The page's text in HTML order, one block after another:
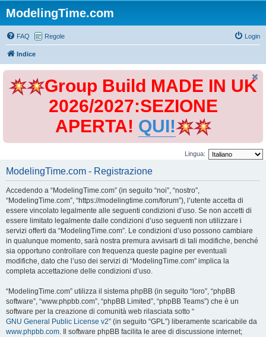
ModelingTime.com
FAQ Regole Login
Indice
Group Build MADE IN UK
2026/2027:SEZIONE
APERTA! QUI!
Lingua:
ModelingTime.com - Registrazione
Accedendo a “ModelingTime.com” (in seguito “noi”, “nostro”,
“ModelingTime.com”, “https://modelingtime.com/forum”), l’utente accetta di
essere vincolato legalmente alle seguenti condizioni d’uso. Se non accetti di
essere limitato legalmente dalle condizioni d’uso seguenti non utilizzare i
servizi offerti da “ModelingTime.com”. Le condizioni d’uso possono cambiare
in qualunque momento, sarà nostra premura avvisarti di tali modifiche, benché
sia opportuno controllare con frequenza queste pagine per eventuali
modifiche, dato che l’uso dei servizi di “ModelingTime.com” implica la
completa accettazione delle condizioni d’uso.
“ModelingTime.com” utilizza il sistema phpBB (in seguito “loro”, “phpBB
software”, “www.phpbb.com”, “phpBB Limited”, “phpBB Teams”) che è un
software per la creazione di comunità web rilasciata sotto “
GNU General Public License v2” (in seguito “GPL”) liberamente scaricabile da
www.phpbb.com. Il software phpBB facilita le aree di discussione internet;